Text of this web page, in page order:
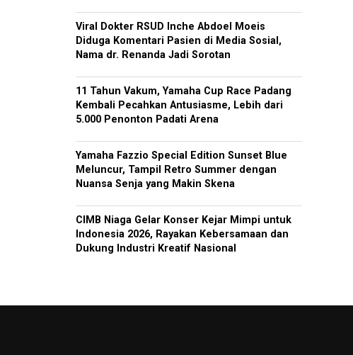
Viral Dokter RSUD Inche Abdoel Moeis
Diduga Komentari Pasien di Media Sosial,
Nama dr. Renanda Jadi Sorotan
11 Tahun Vakum, Yamaha Cup Race Padang
Kembali Pecahkan Antusiasme, Lebih dari
5.000 Penonton Padati Arena
Yamaha Fazzio Special Edition Sunset Blue
Meluncur, Tampil Retro Summer dengan
Nuansa Senja yang Makin Skena
CIMB Niaga Gelar Konser Kejar Mimpi untuk
Indonesia 2026, Rayakan Kebersamaan dan
Dukung Industri Kreatif Nasional